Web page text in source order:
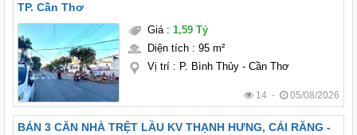
TP. Cần Thơ
Giá: 1,59 Tỷ
Diện tích: 95 m²
Vị trí: P. Bình Thủy - Cần Thơ
14 - 05/08/2026
BÁN 3 CĂN NHÀ TRỆT LẦU KV THẠNH HƯNG, CÁI RĂNG -